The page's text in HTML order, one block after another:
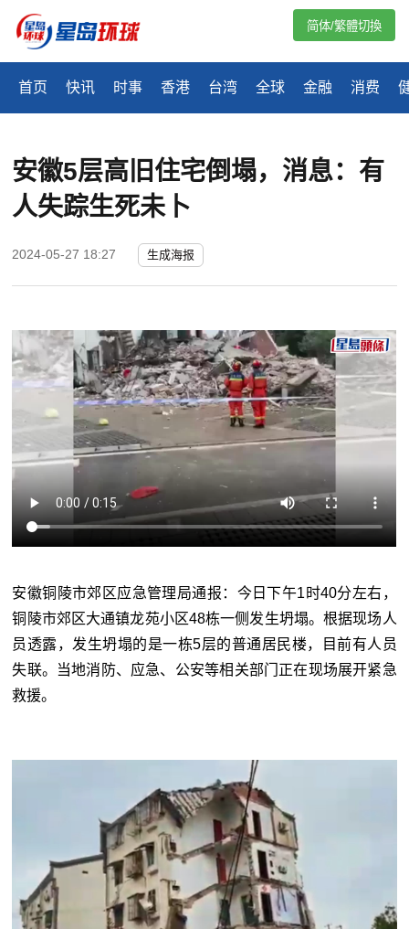
首页 快讯 时事 香港 台湾 全球 金融 消费
简体/繁體切換
安徽5层高旧住宅倒塌，消息：有
人失踪生死未卜
2024-05-27 18:27 生成海报
安徽铜陵市郊区应急管理局通报：今日下午1时40分左右，
铜陵市郊区大通镇龙苑小区48栋一侧发生坍塌。根据现场人
员透露，发生坍塌的是一栋5层的普通居民楼，目前有人员
失联。当地消防、应急、公安等相关部门正在现场展开紧急
救援。